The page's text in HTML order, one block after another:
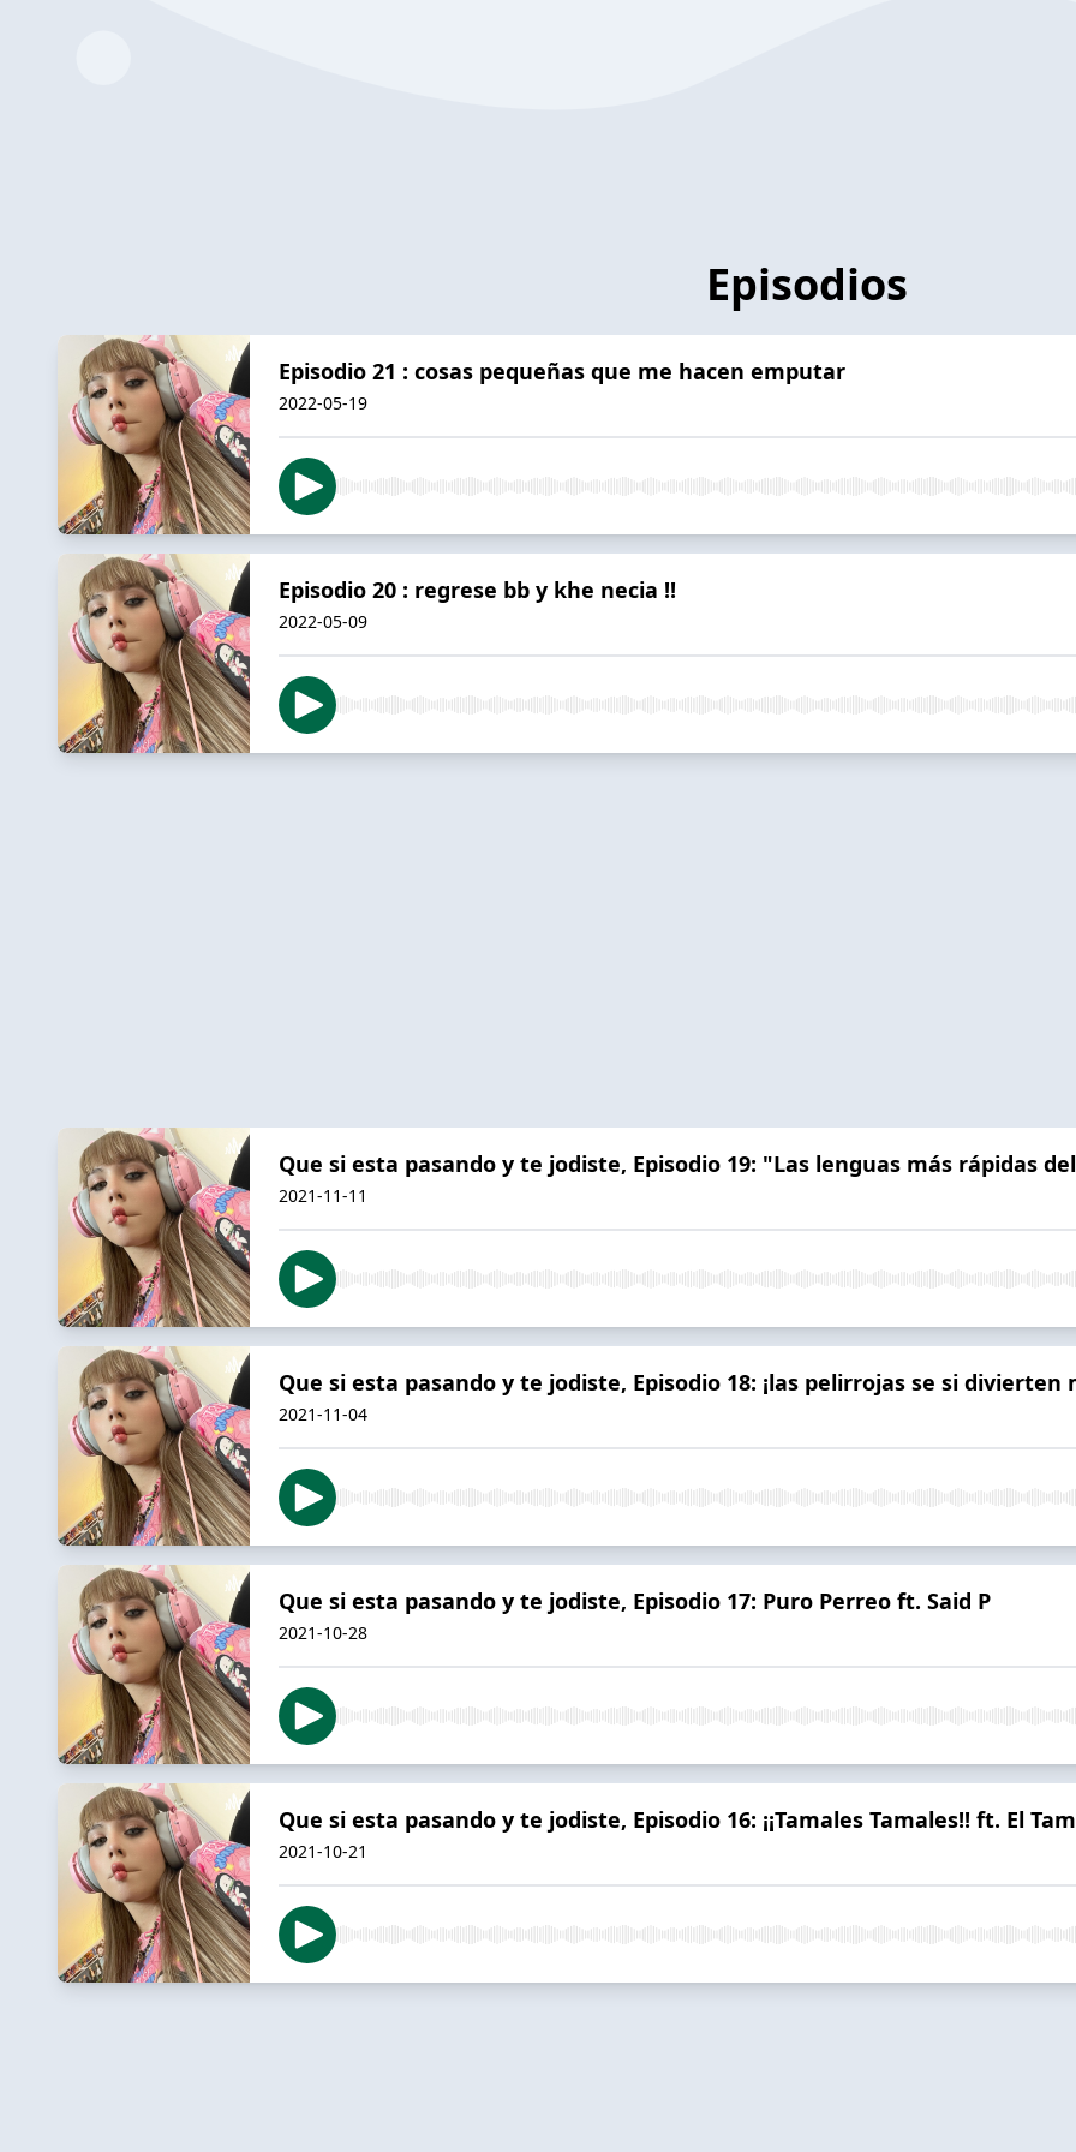
Episodios
Episodio 21 : cosas pequeñas que me hacen emputar
2022-05-19
Episodio 20 : regrese bb y khe necia !!
2022-05-09
Que si esta pasando y te jodiste, Episodio 19: "Las lenguas más rápidas
2021-11-11
Que si esta pasando y te jodiste, Episodio 18: ¡las pelirrojas se si
2021-11-04
Que si esta pasando y te jodiste, Episodio 17: Puro Perreo ft. Said P
2021-10-28
Que si esta pasando y te jodiste, Episodio 16: ¡¡Tamales Tamales!! ft. El
2021-10-21